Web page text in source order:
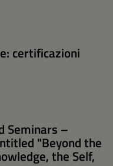
certificazioni
Seminars –
"Beyond the
the Self,